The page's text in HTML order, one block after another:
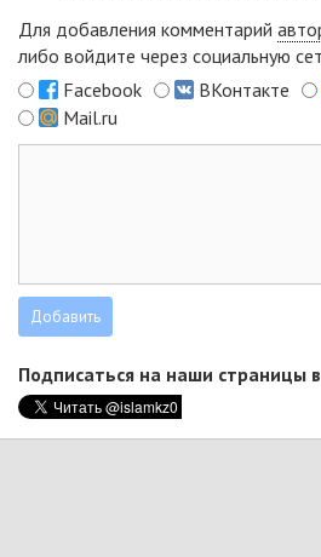
Для добавления комментарий
либо войдите через социальную
Facebook
ВКонтакте
Mail.ru
Подписаться на наши страницы